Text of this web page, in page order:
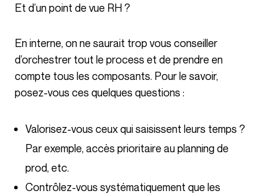
Et d’un point de vue RH ?
En interne, on ne saurait trop vous conseiller
d’orchestrer tout le process et de prendre en
compte tous les composants. Pour le savoir,
posez-vous ces quelques questions :
Valorisez-vous ceux qui saisissent leurs temps ?
Par exemple, accès prioritaire au planning de
prod, etc.
Contrôlez-vous systématiquement que les